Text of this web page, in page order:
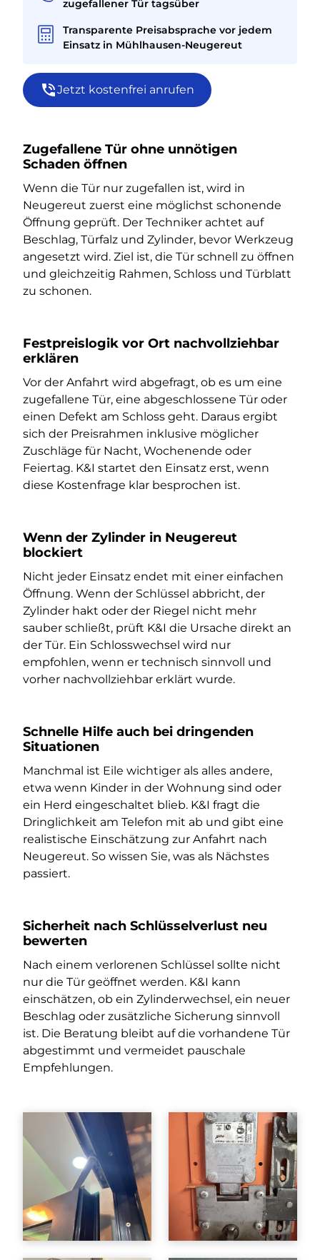
zugefallener Tür tagsüber
Transparente Preisabsprache vor jedem
Einsatz in Mühlhausen-Neugereut
Jetzt kostenfrei anrufen
Zugefallene Tür ohne unnötigen
Schaden öffnen
Wenn die Tür nur zugefallen ist, wird in
Neugereut zuerst eine möglichst schonende
Öffnung geprüft. Der Techniker achtet auf
Beschlag, Türfalz und Zylinder, bevor Werkzeug
angesetzt wird. Ziel ist, die Tür schnell zu öffnen
und gleichzeitig Rahmen, Schloss und Türblatt
zu schonen.
Festpreislogik vor Ort nachvollziehbar
erklären
Vor der Anfahrt wird abgefragt, ob es um eine
zugefallene Tür, eine abgeschlossene Tür oder
einen Defekt am Schloss geht. Daraus ergibt
sich der Preisrahmen inklusive möglicher
Zuschläge für Nacht, Wochenende oder
Feiertag. K&I startet den Einsatz erst, wenn
diese Kostenfrage klar besprochen ist.
Wenn der Zylinder in Neugereut
blockiert
Nicht jeder Einsatz endet mit einer einfachen
Öffnung. Wenn der Schlüssel abbricht, der
Zylinder hakt oder der Riegel nicht mehr
sauber schließt, prüft K&I die Ursache direkt an
der Tür. Ein Schlosswechsel wird nur
empfohlen, wenn er technisch sinnvoll und
vorher nachvollziehbar erklärt wurde.
Schnelle Hilfe auch bei dringenden
Situationen
Manchmal ist Eile wichtiger als alles andere,
etwa wenn Kinder in der Wohnung sind oder
ein Herd eingeschaltet blieb. K&I fragt die
Dringlichkeit am Telefon mit ab und gibt eine
realistische Einschätzung zur Anfahrt nach
Neugereut. So wissen Sie, was als Nächstes
passiert.
Sicherheit nach Schlüsselverlust neu
bewerten
Nach einem verlorenen Schlüssel sollte nicht
nur die Tür geöffnet werden. K&I kann
einschätzen, ob ein Zylinderwechsel, ein neuer
Beschlag oder zusätzliche Sicherung sinnvoll
ist. Die Beratung bleibt auf die vorhandene Tür
abgestimmt und vermeidet pauschale
Empfehlungen.